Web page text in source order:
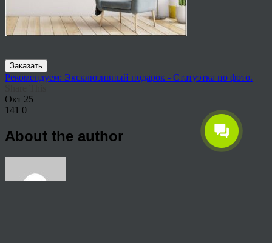
Заказать
Рекомендуем: Эксклюзивный подарок - Статуэтка по фото.
Окт 25
141 0
About the author